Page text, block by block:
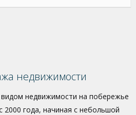
недвижимости
недвижимости на побережье
2000 года, начиная с небольшой